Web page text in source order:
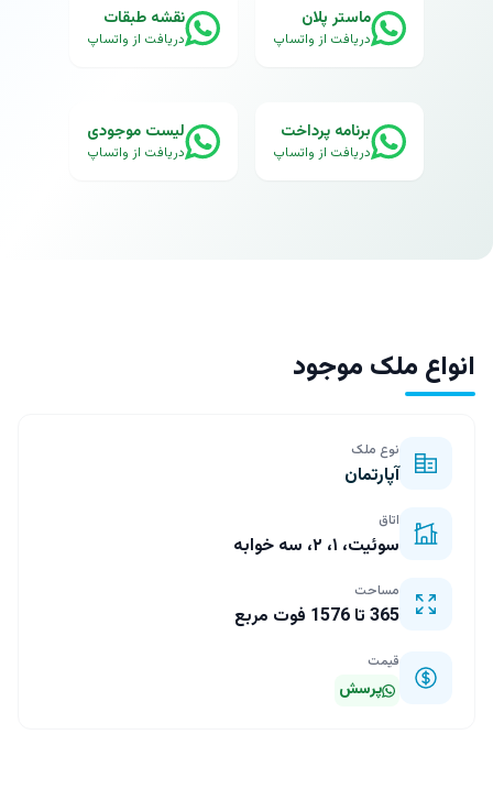
ماستر پلان
دریافت از واتساپ
نقشه طبقات
دریافت از واتساپ
برنامه پرداخت
دریافت از واتساپ
لیست موجودی
دریافت از واتساپ
انواع ملک موجود
نوع ملک
آپارتمان
اتاق
سوئیت، ۱، ۲، سه خوابه
مساحت
365 تا 1576 فوت مربع
قیمت
پرسش